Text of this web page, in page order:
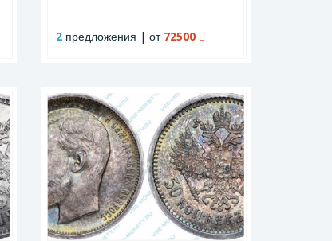
2 предложения | от 72500